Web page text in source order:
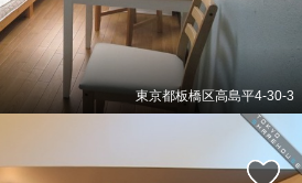
東京都板橋区高島平4-30-3